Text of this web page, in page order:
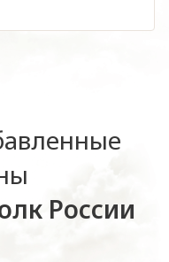
России